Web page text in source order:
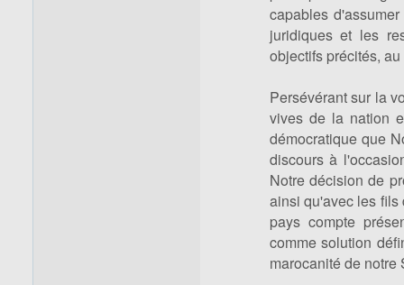
capables
juridiques et les
objectifs précités,
Persévérant sur la
vives de la nation
démocratique que
discours à
Notre décision de
ainsi qu'avec les fils
pays compte
comme solution
marocanité de notre